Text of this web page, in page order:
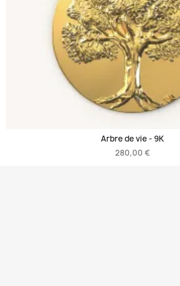
Arbre de vie - 9K
280,00 €